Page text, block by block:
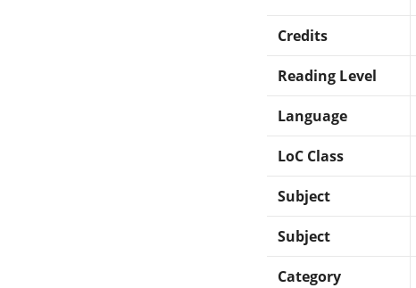
Credits
Reading Level
Language
LoC Class
Subject
Subject
Category